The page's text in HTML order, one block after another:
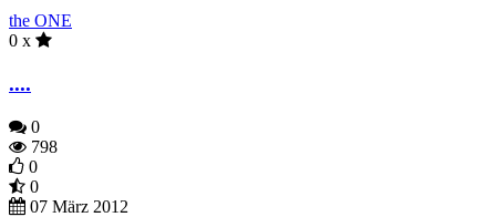
the ONE
0 x
....
0
798
0
0
07 März 2012